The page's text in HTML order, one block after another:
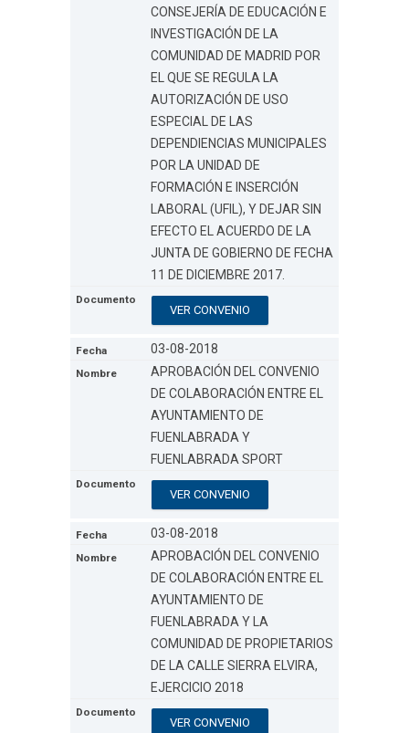
CONSEJERÍA DE EDUCACIÓN E
INVESTIGACIÓN DE LA
COMUNIDAD DE MADRID POR
EL QUE SE REGULA LA
AUTORIZACIÓN DE USO
ESPECIAL DE LAS
DEPENDIENCIAS MUNICIPALES
POR LA UNIDAD DE
FORMACIÓN E INSERCIÓN
LABORAL (UFIL), Y DEJAR SIN
EFECTO EL ACUERDO DE LA
JUNTA DE GOBIERNO DE FECHA
11 DE DICIEMBRE 2017.
VER CONVENIO
03-08-2018
APROBACIÓN DEL CONVENIO
DE COLABORACIÓN ENTRE EL
AYUNTAMIENTO DE
FUENLABRADA Y
FUENLABRADA SPORT
VER CONVENIO
03-08-2018
APROBACIÓN DEL CONVENIO
DE COLABORACIÓN ENTRE EL
AYUNTAMIENTO DE
FUENLABRADA Y LA
COMUNIDAD DE PROPIETARIOS
DE LA CALLE SIERRA ELVIRA,
EJERCICIO 2018
VER CONVENIO